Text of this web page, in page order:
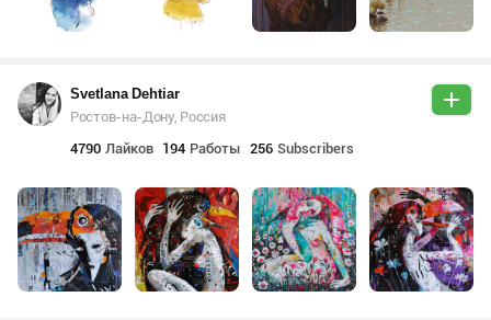
Svetlana Dehtiar
Ростов-на-Дону, Россия
4790 Лайков 194 Работы 256 Subscribers